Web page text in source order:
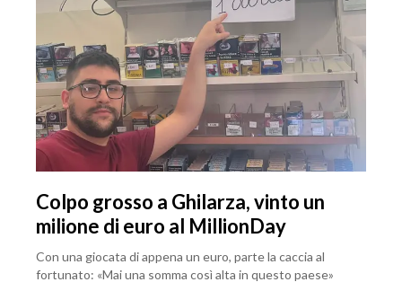
Colpo grosso a Ghilarza, vinto un
milione di euro al MillionDay
Con una giocata di appena un euro, parte la caccia al
fortunato: «Mai una somma così alta in questo paese»